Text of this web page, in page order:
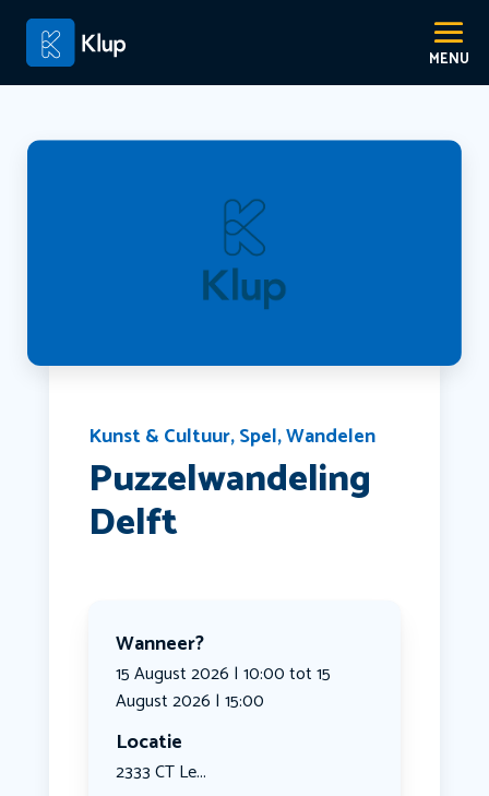
Kunst & Cultuur,Spel,Wandelen
Puzzelwandeling
Delft
Wanneer?
15 August 2026 | 10:00 tot 15
August 2026 | 15:00
Locatie
2333 CT Le...